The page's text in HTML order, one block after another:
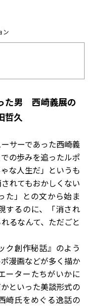
ン
た男 西崎義展の
哲久
サーであった西崎義
の歩みを追ったルポ
な人生だ」というも
れてもおかしくない
た」との文から始ま
するのに、「消され
るなんて、ただごと
ク創作秘話』のよう
漫画などが多く描か
ーターたちがいかに
といった美談形式の
崎氏をめぐる逸話の